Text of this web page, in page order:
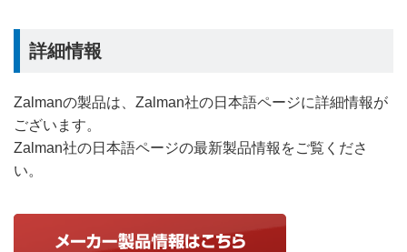
詳細情報
Zalmanの製品は、Zalman社の日本語ページに詳細情報が
ございます。
Zalman社の日本語ページの最新製品情報をご覧くださ
い。